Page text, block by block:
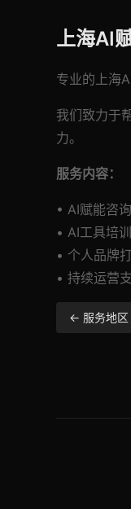
上海AI
专业的上海
我们致力于
力。
服务内容：
• AI赋能咨
• AI工具培
• 个人品牌
• 持续运营
← 服务地区